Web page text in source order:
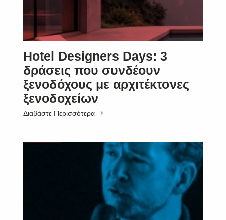
Hotel Designers Days: 3
δράσεις που συνδέουν
ξενοδόχους με αρχιτέκτονες
ξενοδοχείων
Διαβάστε Περισσότερα